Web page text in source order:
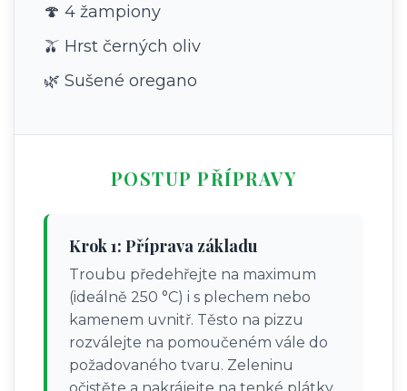
🍄 4 žampiony
🫒 Hrst černých oliv
🌿 Sušené oregano
POSTUP PŘÍPRAVY
Krok 1: Příprava základu
Troubu předehřejte na maximum
(ideálně 250 °C) i s plechem nebo
kamenem uvnitř. Těsto na pizzu
rozválejte na pomoučeném vále do
požadovaného tvaru. Zeleninu
očistěte a nakrájejte na tenké plátky.